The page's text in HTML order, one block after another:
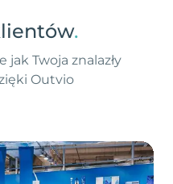
.
jak Twoja znalazły
Outvio